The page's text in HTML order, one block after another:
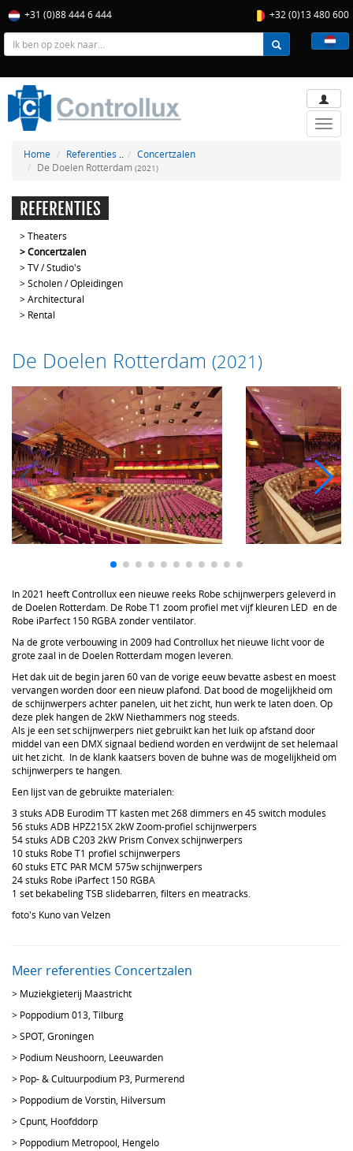
+31 (0)88 444 6 444 +32 (0)13 480 600
Toggle
Home
Referenties
Concertzalen
De Doelen Rotterdam (2021)
REFERENTIES
>Theaters
>Concertzalen
>TV / Studio's
>Scholen / Opleidingen
>Architectural
> Rental
De Doelen Rotterdam (2021)
In 2021 heeft Controllux een nieuwe reeks Robe schijnwerpers geleverd in
de Doelen Rotterdam. De Robe T1 zoom profiel met vijf kleuren LED en de
Robe iParfect 150 RGBA zonder ventilator.
Na de grote verbouwing in 2009 had Controllux het nieuwe licht voor de
grote zaal in de Doelen Rotterdam mogen leveren.
Het dak uit de begin jaren 60 van de vorige eeuw bevatte asbest en moest
vervangen worden door een nieuw plafond. Dat bood de mogelijkheid om
de schijnwerpers achter panelen, uit het zicht, hun werk te laten doen. Op
deze plek hangen de 2kW Niethammers nog steeds.
Als je een set schijnwerpers niet gebruikt kan het luik op afstand door
middel van een DMX signaal bediend worden en verdwijnt de set helemaal
uit het zicht. In de klank kaatsers boven de buhne was de mogelijkheid om
schijnwerpers te hangen.
Een lijst van de gebruikte materialen:
3 stuks ADB Eurodim TT kasten met 268 dimmers en 45 switch modules
56 stuks ADB HPZ215X 2kW Zoom-profiel schijnwerpers
54 stuks ADB C203 2kW Prism Convex schijnwerpers
10 stuks Robe T1 profiel schijnwerpers
60 stuks ETC PAR MCM 575w schijnwerpers
24 stuks Robe iParfect 150 RGBA
1 set bekabeling TSB slidebarren, filters en meatracks.
foto's Kuno van Velzen
Meer referenties Concertzalen
> Muziekgieterij Maastricht
> Poppodium 013, Tilburg
>SPOT, Groningen
> Podium Neushoorn, Leeuwarden
> Pop- & Cultuurpodium P3, Purmerend
> Poppodium de Vorstin, Hilversum
>Cpunt, Hoofddorp
> Poppodium Metropool, Hengelo